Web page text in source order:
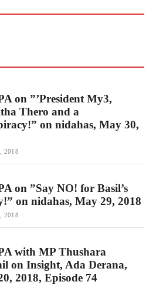
on ”’President My3,
Thero and a
on nidahas, May 30,
2018
on ”Say NO! for Basil’s
on nidahas, May 29, 2018
2018
with MP Thushara
on Insight, Ada Derana,
2018, Episode 74